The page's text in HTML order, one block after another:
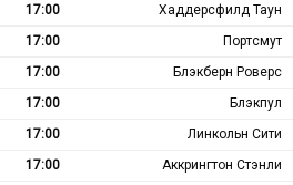
17:00
Хаддерсфилд Таун
17:00
Портсмут
17:00
Блэкберн Роверс
17:00
Блэкпул
17:00
Линкольн Сити
17:00
Аккрингтон Стэнли